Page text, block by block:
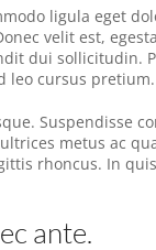
ligula eget
velit est,
dui sollicitudin.
leo cursus pretium.
Suspendisse
metus ac
rhoncus. In
ante.